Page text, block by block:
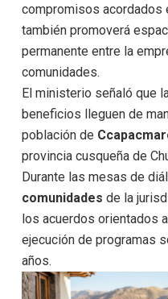
compromisos acordados
también promoverá
permanente entre la
comunidades.
El ministerio señaló que
beneficios lleguen de
población de
provincia cusqueña de
Durante las mesas de
comunidades de la
los acuerdos orientados
ejecución de programas
años.